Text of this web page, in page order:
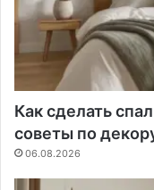
Как сделать
советы по
06.08.2026